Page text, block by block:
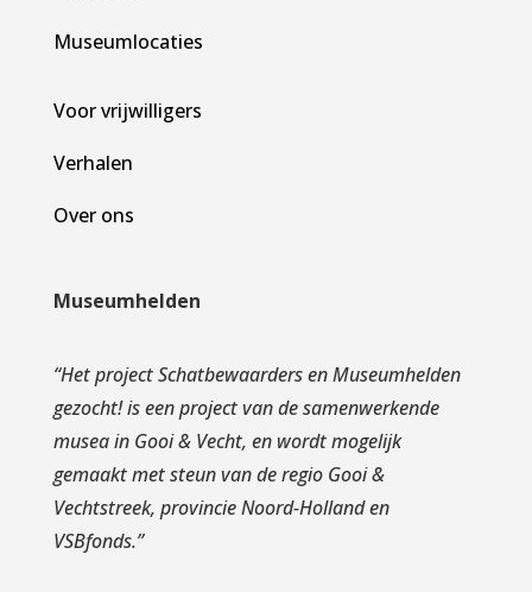
Museumlocaties
Voor vrijwilligers
Verhalen
Over ons
Museumhelden
“Het project Schatbewaarders en Museumhelden
gezocht! is een project van de samenwerkende
musea in Gooi & Vecht, en wordt mogelijk
gemaakt met steun van de regio Gooi &
Vechtstreek, provincie Noord-Holland en
VSBfonds.”